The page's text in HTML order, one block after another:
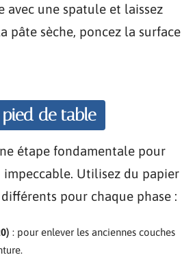
avec une spatule et laissez
pâte sèche, poncez la surface
de table
étape fondamentale pour
Utilisez du papier
pour chaque phase :
: pour enlever les anciennes couches